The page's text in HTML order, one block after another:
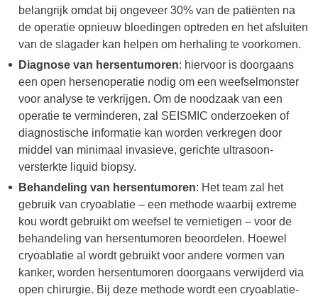
belangrijk omdat bij ongeveer 30% van de patiënten na
de operatie opnieuw bloedingen optreden en het afsluiten
van de slagader kan helpen om herhaling te voorkomen.
Diagnose van hersentumoren: hiervoor is doorgaans
een open hersenoperatie nodig om een weefselmonster
voor analyse te verkrijgen. Om de noodzaak van een
operatie te verminderen, zal SEISMIC onderzoeken of
diagnostische informatie kan worden verkregen door
middel van minimaal invasieve, gerichte ultrasoon-
versterkte liquid biopsy.
Behandeling van hersentumoren: Het team zal het
gebruik van cryoablatie – een methode waarbij extreme
kou wordt gebruikt om weefsel te vernietigen – voor de
behandeling van hersentumoren beoordelen. Hoewel
cryoablatie al wordt gebruikt voor andere vormen van
kanker, worden hersentumoren doorgaans verwijderd via
open chirurgie. Bij deze methode wordt een cryoablatie-